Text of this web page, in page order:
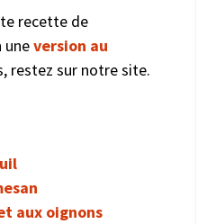
recette de
uneversion au
restez sur notre site.
aux oignons